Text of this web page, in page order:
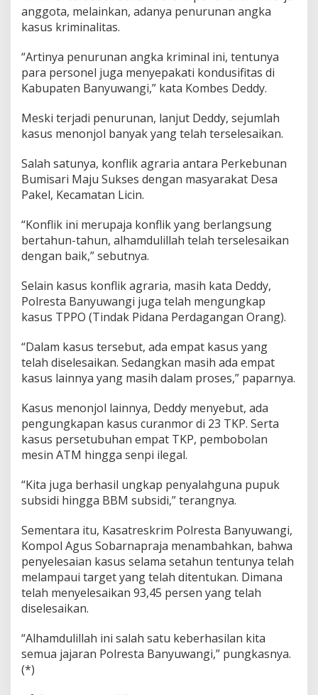
anggota, melainkan, adanya penurunan angka
kasus kriminalitas.
“Artinya penurunan angka kriminal ini, tentunya
para personel juga menyepakati kondusifitas di
Kabupaten Banyuwangi,” kata Kombes Deddy.
Meski terjadi penurunan, lanjut Deddy, sejumlah
kasus menonjol banyak yang telah terselesaikan.
Salah satunya, konflik agraria antara Perkebunan
Bumisari Maju Sukses dengan masyarakat Desa
Pakel, Kecamatan Licin.
“Konflik ini merupaja konflik yang berlangsung
bertahun-tahun, alhamdulillah telah terselesaikan
dengan baik,” sebutnya.
Selain kasus konflik agraria, masih kata Deddy,
Polresta Banyuwangi juga telah mengungkap
kasus TPPO (Tindak Pidana Perdagangan Orang).
“Dalam kasus tersebut, ada empat kasus yang
telah diselesaikan. Sedangkan masih ada empat
kasus lainnya yang masih dalam proses,” paparnya.
Kasus menonjol lainnya, Deddy menyebut, ada
pengungkapan kasus curanmor di 23 TKP. Serta
kasus persetubuhan empat TKP, pembobolan
mesin ATM hingga senpi ilegal.
“Kita juga berhasil ungkap penyalahguna pupuk
subsidi hingga BBM subsidi,” terangnya.
Sementara itu, Kasatreskrim Polresta Banyuwangi,
Kompol Agus Sobarnapraja menambahkan, bahwa
penyelesaian kasus selama setahun tentunya telah
melampaui target yang telah ditentukan. Dimana
telah menyelesaikan 93,45 persen yang telah
diselesaikan.
“Alhamdulillah ini salah satu keberhasilan kita
semua jajaran Polresta Banyuwangi,” pungkasnya.
(*)